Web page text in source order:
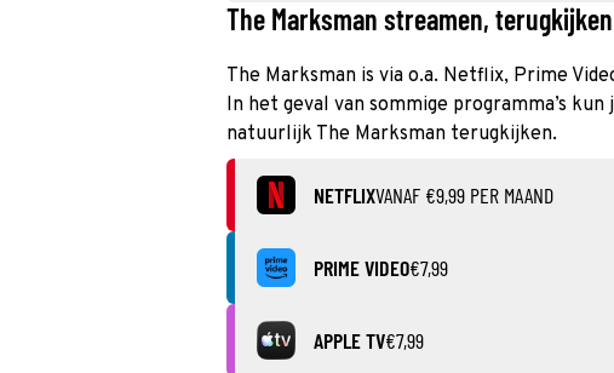
The Marksman streamen,
The Marksman is via o.a. Netflix, Prime
In het geval van sommige programma’s
natuurlijk The Marksman terugkijken.
NETFLIXVANAF €9,99 PER MAAND
PRIME VIDEO€7,99
APPLE TV€7,99